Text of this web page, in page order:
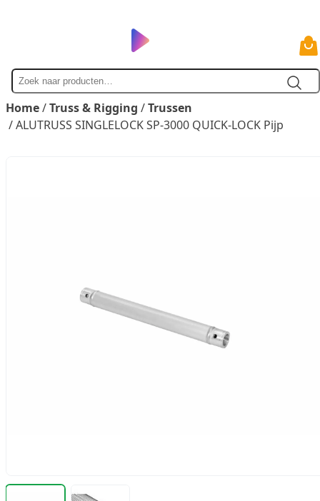
Zoek
naar
Home/Truss & Rigging /Trussen
/ ALUTRUSS SINGLELOCK SP-3000 QUICK-LOCK Pijp